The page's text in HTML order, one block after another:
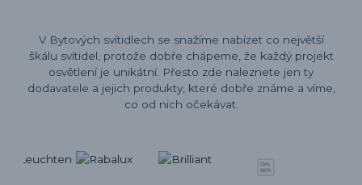
V Bytových svítidlech se snažíme nabízet co největší
škálu svítidel, protože dobře chápeme, že každý projekt
osvětlení je unikátní. Přesto zde naleznete jen ty
dodavatele a jejich produkty, které dobře známe a víme,
co od nich očekávat.